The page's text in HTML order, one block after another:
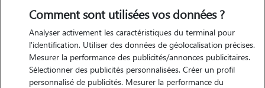
Comment sont utilisées vos données ?
Analyser activement les caractéristiques du terminal pour
l'identification. Utiliser des données de géolocalisation précises.
Mesurer la performance des publicités/annonces publicitaires.
Sélectionner des publicités personnalisées. Créer un profil
personnalisé de publicités. Mesurer la performance du